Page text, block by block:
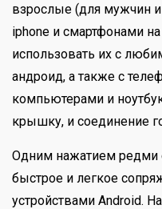
взрослые (для мужчин
iphone и смартфонами
использовать их с
андроид, а также с
компьютерами и
крышку, и соединение
Одним нажатием редми
быстрое и легкое
устройствами Android.